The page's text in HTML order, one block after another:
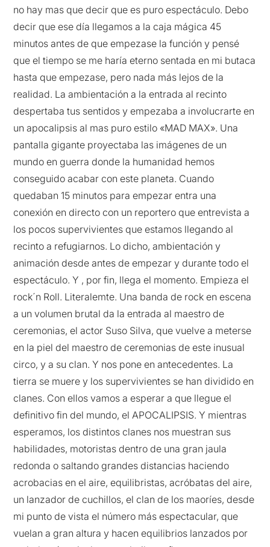
no hay mas que decir que es puro espectáculo. Debo
decir que ese día llegamos a la caja mágica 45
minutos antes de que empezase la función y pensé
que el tiempo se me haría eterno sentada en mi butaca
hasta que empezase, pero nada más lejos de la
realidad. La ambientación a la entrada al recinto
despertaba tus sentidos y empezaba a involucrarte en
un apocalipsis al mas puro estilo «MAD MAX». Una
pantalla gigante proyectaba las imágenes de un
mundo en guerra donde la humanidad hemos
conseguido acabar con este planeta. Cuando
quedaban 15 minutos para empezar entra una
conexión en directo con un reportero que entrevista a
los pocos supervivientes que estamos llegando al
recinto a refugiarnos. Lo dicho, ambientación y
animación desde antes de empezar y durante todo el
espectáculo. Y , por fin, llega el momento. Empieza el
rock´n Roll. Literalemte. Una banda de rock en escena
a un volumen brutal da la entrada al maestro de
ceremonias, el actor Suso Silva, que vuelve a meterse
en la piel del maestro de ceremonias de este inusual
circo, y a su clan. Y nos pone en antecedentes. La
tierra se muere y los supervivientes se han dividido en
clanes. Con ellos vamos a esperar a que llegue el
definitivo fin del mundo, el APOCALIPSIS. Y mientras
esperamos, los distintos clanes nos muestran sus
habilidades, motoristas dentro de una gran jaula
redonda o saltando grandes distancias haciendo
acrobacias en el aire, equilibristas, acróbatas del aire,
un lanzador de cuchillos, el clan de los maoríes, desde
mi punto de vista el número más espectacular, que
vuelan a gran altura y hacen equilibrios lanzados por